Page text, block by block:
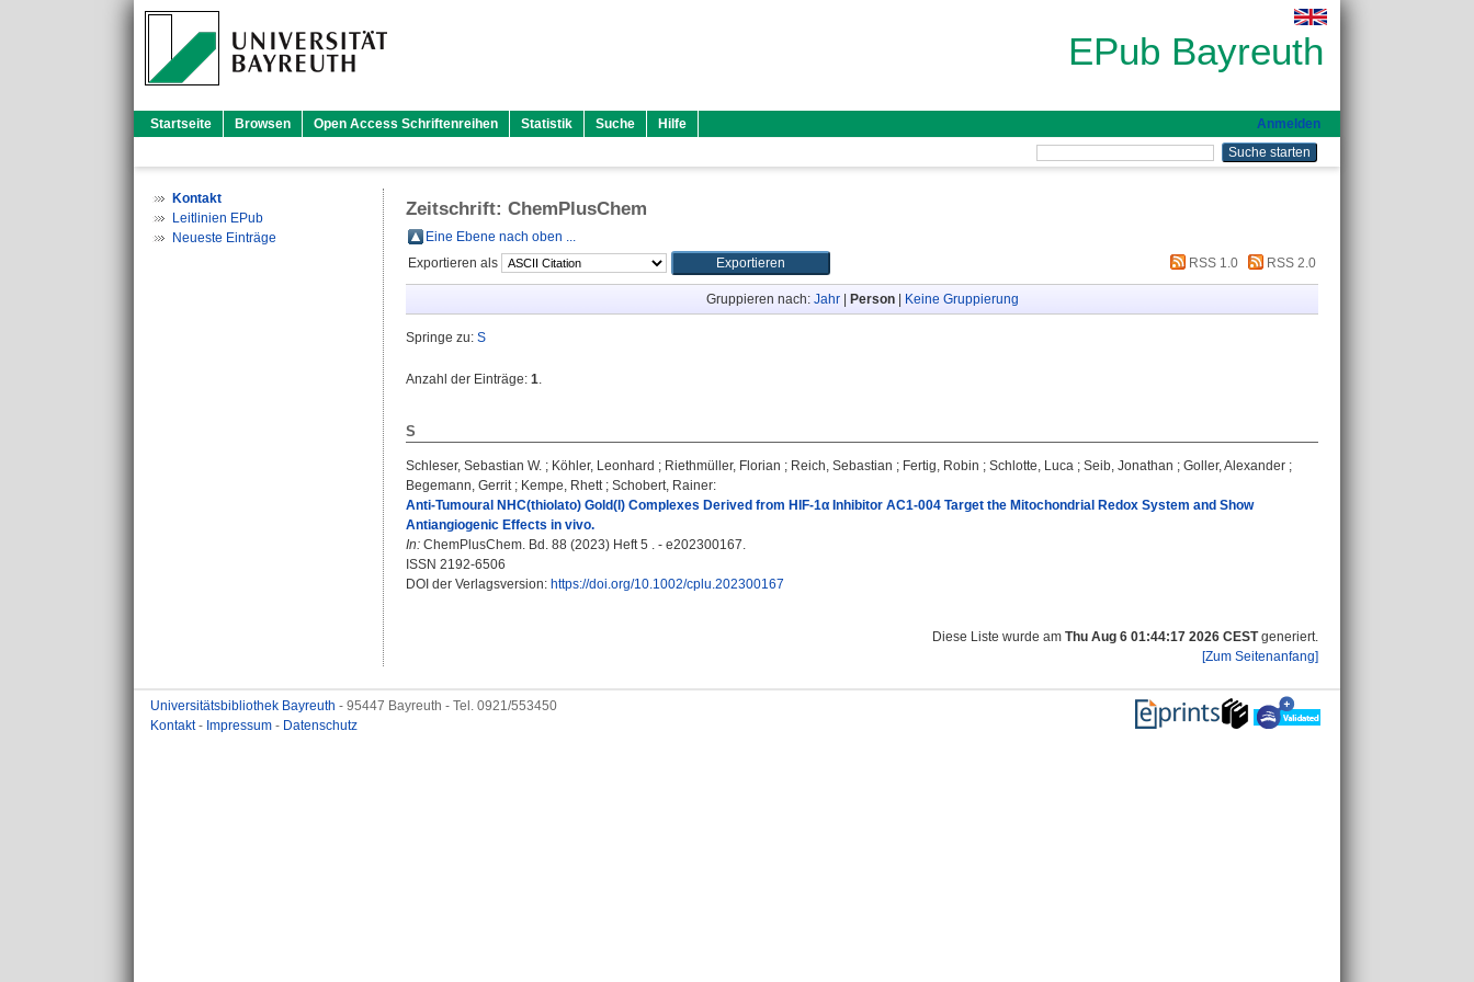
EPub Bayreuth
Startseite Browsen Open Access Schriftenreihen Statistik Suche Hilfe Anmelden
Kontakt
Leitlinien EPub
Neueste Einträge
Zeitschrift: ChemPlusChem
Eine Ebene nach oben ...
Exportieren als
RSS 1.0 RSS 2.0
Gruppieren nach: Jahr| Person| Keine Gruppierung
Springe zu: S
Anzahl der Einträge: 1.
S
Schleser, Sebastian W. ; Köhler, Leonhard ; Riethmüller, Florian ; Reich, Sebastian ; Fertig, Robin ; Schlotte, Luca ; Seib, Jonathan ; Goller, Alexander ;
Begemann, Gerrit; Kempe, Rhett; Schobert, Rainer:
Anti-Tumoural NHC(thiolato) Gold(I) Complexes Derived from HIF-1α Inhibitor AC1-004 Target the Mitochondrial Redox System and Show
Antiangiogenic Effects in vivo.
In: ChemPlusChem. Bd. 88 (2023) Heft 5 . - e202300167.
ISSN 2192-6506
DOI der Verlagsversion: https://doi.org/10.1002/cplu.202300167
Diese Liste wurde am Thu Aug 6 01:44:17 2026 CESTgeneriert.
[Zum Seitenanfang]
Universitätsbibliothek Bayreuth - 95447 Bayreuth - Tel. 0921/553450
Kontakt- Impressum - Datenschutz